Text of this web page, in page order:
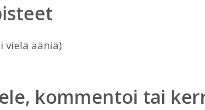
vielä ääniä)
kommentoi tai